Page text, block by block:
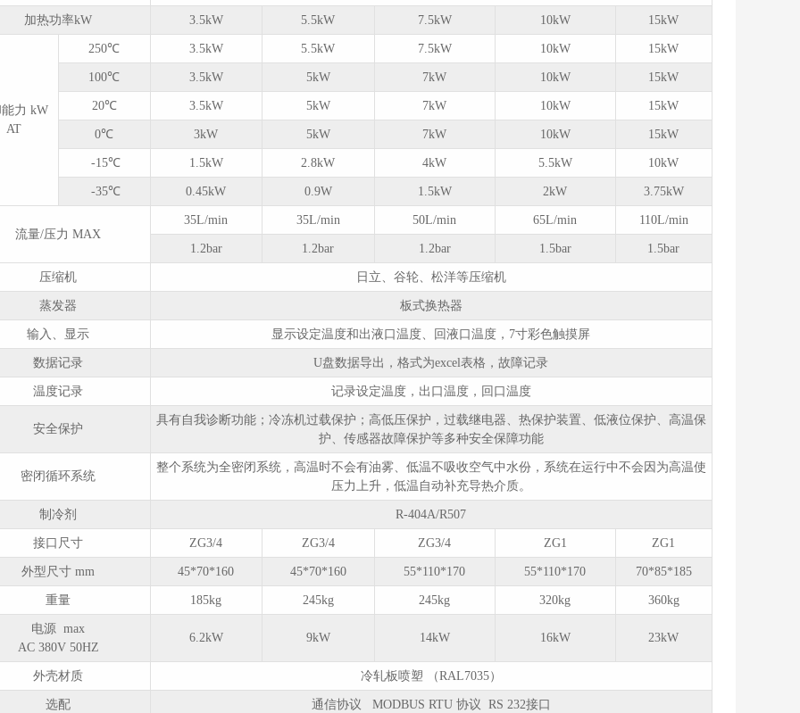
加热功率kW 3.5kW 5.5kW 7.5kW 10kW 15kW
力 kW
AT
250℃ 3.5kW 5.5kW 7.5kW 10kW 15kW
100℃ 3.5kW 5kW 7kW 10kW 15kW
20℃ 3.5kW 5kW 7kW 10kW 15kW
0℃ 3kW 5kW 7kW 10kW 15kW
-15℃ 1.5kW 2.8kW 4kW 5.5kW 10kW
-35℃ 0.45kW 0.9W 1.5kW 2kW 3.75kW
流量/压力 MAX
35L/min 35L/min 50L/min 65L/min 110L/min
1.2bar 1.2bar 1.2bar 1.5bar 1.5bar
压缩机 日立、谷轮、松洋等压缩机
蒸发器 板式换热器
输入、显示 显示设定温度和出液口温度、回液口温度，7寸彩色触摸屏
数据记录 U盘数据导出，格式为excel表格，故障记录
温度记录 记录设定温度，出口温度，回口温度
安全保护
具有自我诊断功能；冷冻机过载保护；高低压保护，过载继电器、热保护装置、低液位保护、高温保
护、传感器故障保护等多种安全保障功能
密闭循环系统
整个系统为全密闭系统，高温时不会有油雾、低温不吸收空气中水份，系统在运行中不会因为高温使
压力上升，低温自动补充导热介质。
制冷剂 R-404A/R507
接口尺寸 ZG3/4 ZG3/4 ZG3/4 ZG1 ZG1
外型尺寸 mm 45*70*160 45*70*160 55*110*170 55*110*170 70*85*185
重量 185kg 245kg 245kg 320kg 360kg
电源 max
AC 380V 50HZ
6.2kW 9kW 14kW 16kW 23kW
外壳材质 冷轧板喷塑 （RAL7035）
选配 通信协议 MODBUS RTU 协议 RS 232接口